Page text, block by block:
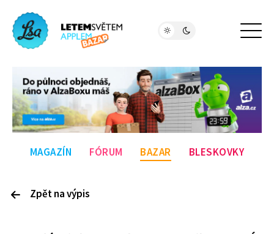
MAGAZÍN FÓRUM BAZAR BLESKOVKY
Zpět na výpis